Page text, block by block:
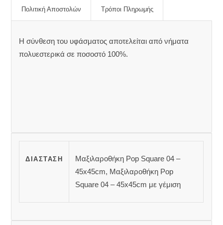
Πολιτική Αποστολών Τρόποι Πληρωμής
Η σύνθεση του υφάσματος αποτελείται από νήματα
πολυεστερικά σε ποσοστό 100%.
ΔΙΆΣΤΑΣΗ
Μαξιλαροθήκη Pop Square 04 –
45x45cm, Μαξιλαροθήκη Pop
Square 04 – 45x45cm με γέμιση